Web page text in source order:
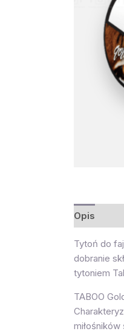
Opis
Tytoń do
dobranie
tytoniem
TABOO